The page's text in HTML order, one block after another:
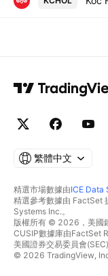
繁體中文
精選市場數據由ICE Data
精選參考數據由 FactSet
Systems Inc.。
版權所有 © 2026，美國
CUSIP數據庫由FactSet
美國證券交易委員會
© 2026 TradingView,